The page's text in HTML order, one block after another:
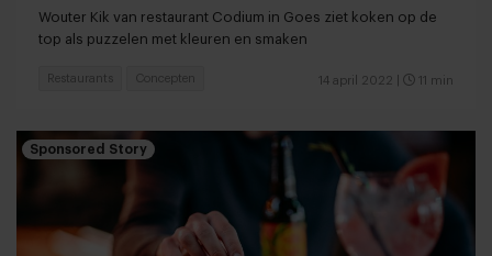
Wouter Kik van restaurant Codium in Goes ziet koken op de
top als puzzelen met kleuren en smaken
14 april 2022 11 min
Restaurants Concepten
Sponsored Story